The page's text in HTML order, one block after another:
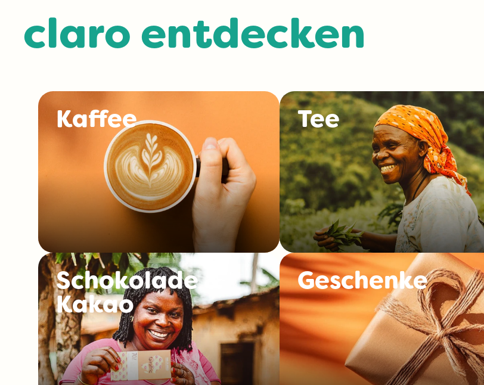
claro entdecken
Kaffee Tee
Schokolade &
Kakao
Geschenke